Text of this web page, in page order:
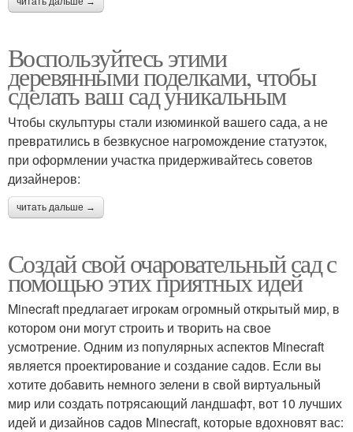
Воспользуйтесь этими
деревянными поделками, чтобы
сделать ваш сад уникальным
Чтобы скульптуры стали изюминкой вашего сада, а не
превратились в безвкусное нагромождение статуэток,
при оформлении участка придерживайтесь советов
дизайнеров:
читать дальше →
Создай свой очаровательный сад с
помощью этих приятных идей
Minecraft предлагает игрокам огромный открытый мир, в
котором они могут строить и творить на свое
усмотрение. Одним из популярных аспектов Minecraft
является проектирование и создание садов. Если вы
хотите добавить немного зелени в свой виртуальный
мир или создать потрясающий ландшафт, вот 10 лучших
идей и дизайнов садов Minecraft, которые вдохновят вас: